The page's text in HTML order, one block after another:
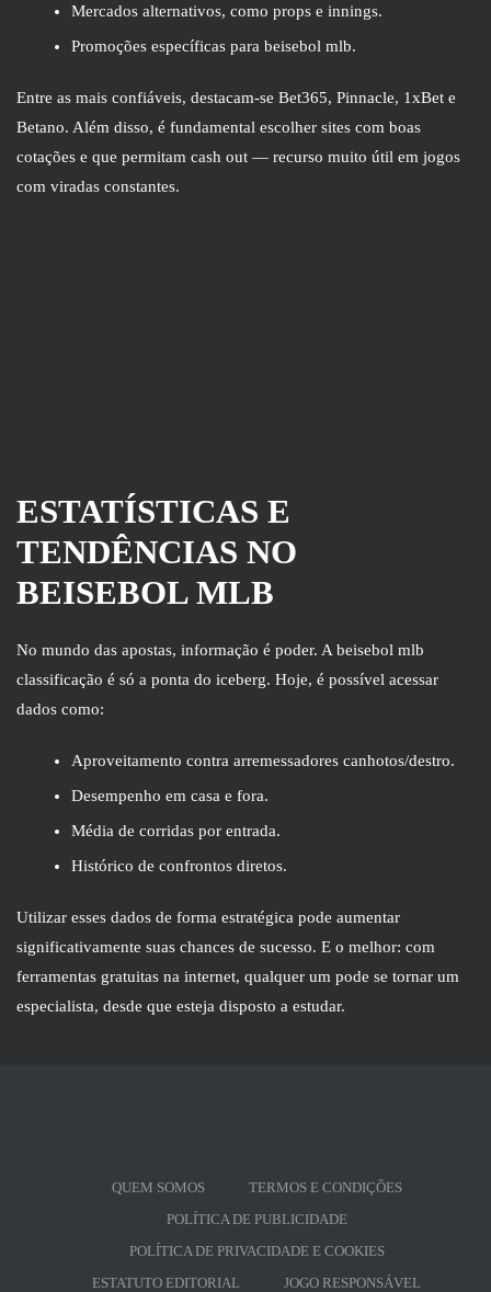
Mercados alternativos, como props e innings.
Promoções específicas para beisebol mlb.
Entre as mais confiáveis, destacam-se Bet365, Pinnacle, 1xBet e
Betano. Além disso, é fundamental escolher sites com boas
cotações e que permitam cash out — recurso muito útil em jogos
com viradas constantes.
ESTATÍSTICAS E
TENDÊNCIAS NO
BEISEBOL MLB
No mundo das apostas, informação é poder. A beisebol mlb
classificação é só a ponta do iceberg. Hoje, é possível acessar
dados como:
Aproveitamento contra arremessadores canhotos/destro.
Desempenho em casa e fora.
Média de corridas por entrada.
Histórico de confrontos diretos.
Utilizar esses dados de forma estratégica pode aumentar
significativamente suas chances de sucesso. E o melhor: com
ferramentas gratuitas na internet, qualquer um pode se tornar um
especialista, desde que esteja disposto a estudar.
QUEM SOMOS
TERMOS E CONDIÇÕES
POLÍTICA DE PUBLICIDADE
POLÍTICA DE PRIVACIDADE E COOKIES
ESTATUTO EDITORIAL
JOGO RESPONSÁVEL